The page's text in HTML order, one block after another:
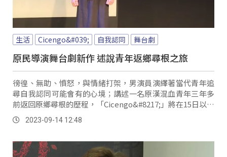
生活 Cicengo&#039; 自我認同 舞台劇
原民導演舞台劇新作 述說青年返鄉尋根之旅
徬徨、無助、憤怒，與情緒打架，男演員演繹著當代青年追
尋自我認同可能會有的心境；講述一名原漢混血青年三年多
前返回原鄉尋根的歷程，「Cicengo&#8217;」將在15日以舞
台劇的方式正式演出，而導演Lahok就是這齣的原型。
2023-09-14 12:48